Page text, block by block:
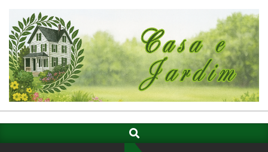
content
CASA
E
Navigation
Search